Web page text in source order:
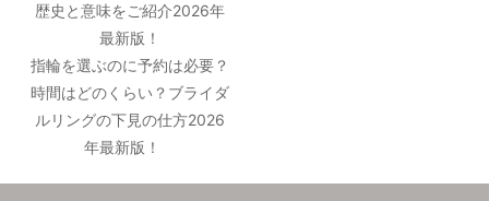
歴史と意味をご紹介2026年
最新版！
指輪を選ぶのに予約は必要？
時間はどのくらい？ブライダ
ルリングの下見の仕方2026
年最新版！